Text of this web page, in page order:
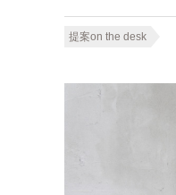
提案on the desk